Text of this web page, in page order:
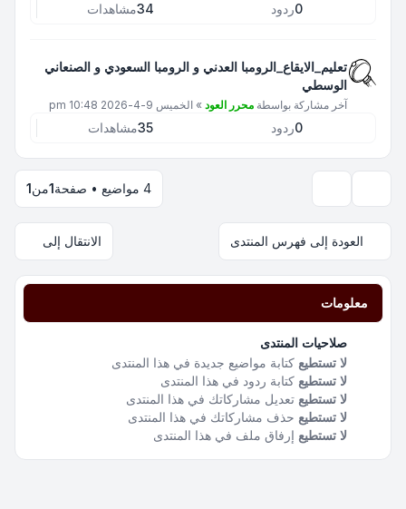
0ردود 34مشاهدات
تعليم_الايقاع_الرومبا العدني و الرومبا السعودي و الصنعاني
الوسطي
آخر مشاركة بواسطة محرر العود » الخميس 9-4-2026 10:48 pm
0ردود 35مشاهدات
4 مواضيع • صفحة 1من1
العودة إلى فهرس المنتدى الانتقال إلى
معلومات
صلاحيات المنتدى
لا تستطيع كتابة مواضيع جديدة في هذا المنتدى
لا تستطيع كتابة ردود في هذا المنتدى
لا تستطيع تعديل مشاركاتك في هذا المنتدى
لا تستطيع حذف مشاركاتك في هذا المنتدى
لا تستطيع إرفاق ملف في هذا المنتدى